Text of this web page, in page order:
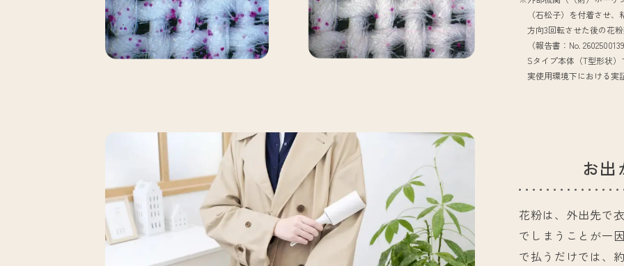
（石松子）を付着させ
方向3回転させた後の花
（報告書：No.
Sタイプ本体（T型形状
実使用環境下における実
お
花粉は、外出先で
でしまうことが一
で払うだけでは、